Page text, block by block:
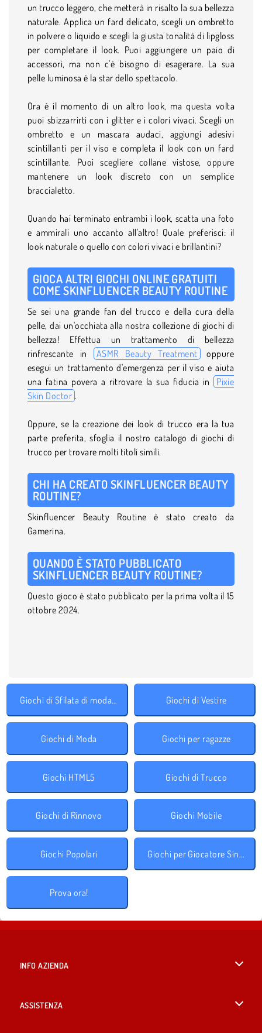
un trucco leggero, che metterà in risalto la sua bellezza
naturale. Applica un fard delicato, scegli un ombretto
in polvere o liquido e scegli la giusta tonalità di lipgloss
per completare il look. Puoi aggiungere un paio di
accessori, ma non c'è bisogno di esagerare. La sua
pelle luminosa è la star dello spettacolo.
Ora è il momento di un altro look, ma questa volta
puoi sbizzarrirti con i glitter e i colori vivaci. Scegli un
ombretto e un mascara audaci, aggiungi adesivi
scintillanti per il viso e completa il look con un fard
scintillante. Puoi scegliere collane vistose, oppure
mantenere un look discreto con un semplice
braccialetto.
Quando hai terminato entrambi i look, scatta una foto
e ammirali uno accanto all'altro! Quale preferisci: il
look naturale o quello con colori vivaci e brillantini?
GIOCA ALTRI GIOCHI ONLINE GRATUITI
COME SKINFLUENCER BEAUTY ROUTINE
Se sei una grande fan del trucco e della cura della
pelle, dai un'occhiata alla nostra collezione di giochi di
bellezza! Effettua un trattamento di bellezza
rinfrescante in
ASMR Beauty Treatment oppure
esegui un trattamento d'emergenza per il viso e aiuta
una fatina povera a ritrovare la sua fiducia in Pixie
Skin Doctor .
Oppure, se la creazione dei look di trucco era la tua
parte preferita, sfoglia il nostro catalogo di giochi di
trucco per trovare molti titoli simili.
CHI HA CREATO SKINFLUENCER BEAUTY
ROUTINE?
Skinfluencer Beauty Routine è stato creato da
Gamerina.
QUANDO È STATO PUBBLICATO
SKINFLUENCER BEAUTY ROUTINE?
Questo gioco è stato pubblicato per la prima volta il 15
ottobre 2024.
Giochi di Sfilata di moda accessori Giochi di Vestire
Giochi di Moda Giochi per ragazze
Giochi HTML5 Giochi di Trucco
Giochi di Rinnovo Giochi Mobile
Giochi Popolari Giochi per Giocatore Singolo
Prova ora!
INFO AZIENDA
ASSISTENZA